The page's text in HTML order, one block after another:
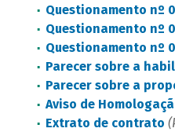
Questionamento nº
Questionamento nº
Questionamento nº
Parecer sobre a
Parecer sobre a
Aviso de
Extrato de contrato